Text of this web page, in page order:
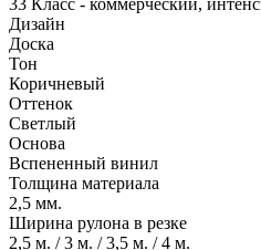
33 Класс - коммерческий,
Дизайн
Доска
Тон
Коричневый
Оттенок
Светлый
Основа
Вспененный винил
Толщина материала
2,5 мм.
Ширина рулона в резке
2,5 м. / 3 м. / 3,5 м. / 4 м.